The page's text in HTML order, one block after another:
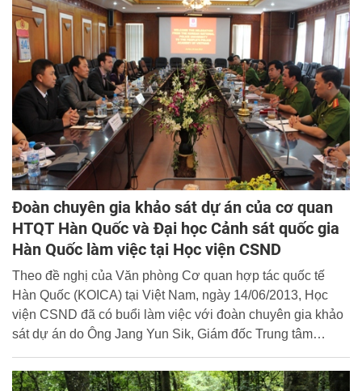
Ngoại giao Hoa Kỳ; Ông Jason Hwang, viên chức chính trị,
Đại sứ quán Hoa Kỳ tại Hà Nội và một số cán bộ của Đại
sứ quán Hoa Kỳ.
Đoàn chuyên gia khảo sát dự án của cơ quan
HTQT Hàn Quốc và Đại học Cảnh sát quốc gia
Hàn Quốc làm việc tại Học viện CSND
Theo đề nghị của Văn phòng Cơ quan hợp tác quốc tế
Hàn Quốc (KOICA) tại Việt Nam, ngày 14/06/2013, Học
viện CSND đã có buổi làm việc với đoàn chuyên gia khảo
sát dự án do Ông Jang Yun Sik, Giám đốc Trung tâm
gia Hàn Quốc (KNPU) làm trưởng đoàn...